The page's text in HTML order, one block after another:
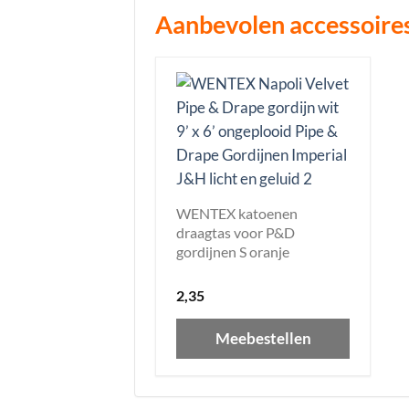
Aanbevolen
WENTEX katoenen
draagtas voor P&D
gordijnen S oranje
2,35
Meebestellen